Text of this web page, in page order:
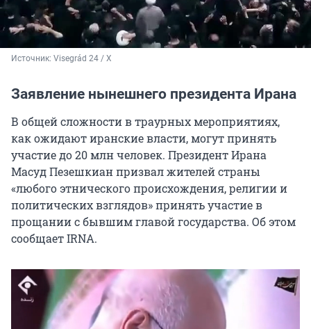
Источник: Visegrád 24 / X
Заявление нынешнего президента Ирана
В общей сложности в траурных мероприятиях,
как ожидают иранские власти, могут принять
участие до 20 млн человек. Президент Ирана
Масуд Пезешкиан призвал жителей страны
«любого этнического происхождения, религии и
политических взглядов» принять участие в
прощании с бывшим главой государства. Об этом
сообщает IRNA.